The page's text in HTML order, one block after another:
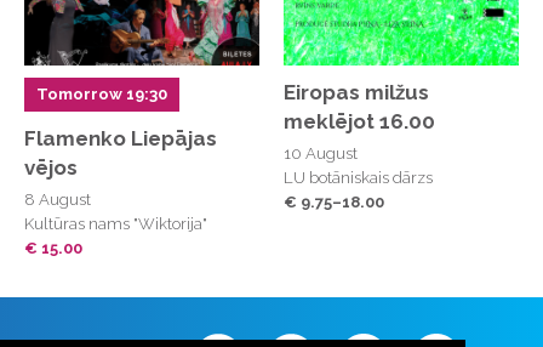
Tomorrow 19:30
Flamenko Liepājas
vējos
8 August
Kultūras nams "Wiktorija"
€ 15.00
Eiropas milžus
meklējot 16.00
10 August
LU botāniskais dārzs
€ 9.75–18.00